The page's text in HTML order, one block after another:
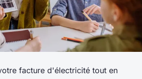
facture d'électricité tout en